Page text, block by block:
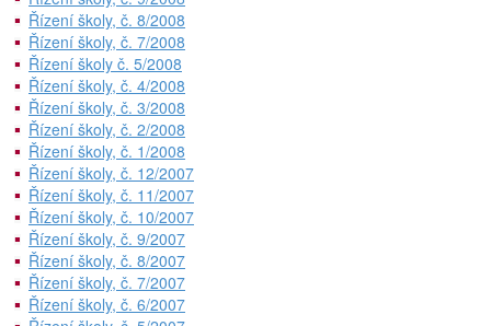
Řízení školy, č. 8/2008
Řízení školy, č. 7/2008
Řízení školy č. 5/2008
Řízení školy, č. 4/2008
Řízení školy, č. 3/2008
Řízení školy, č. 2/2008
Řízení školy, č. 1/2008
Řízení školy, č. 12/2007
Řízení školy, č. 11/2007
Řízení školy, č. 10/2007
Řízení školy, č. 9/2007
Řízení školy, č. 8/2007
Řízení školy, č. 7/2007
Řízení školy, č. 6/2007